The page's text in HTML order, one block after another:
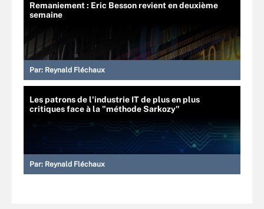
Remaniement : Eric Besson revient en deuxième
semaine
Par: Reynald Fléchaux
Les patrons de l'industrie IT de plus en plus
critiques face à la "méthode Sarkozy"
Par: Reynald Fléchaux